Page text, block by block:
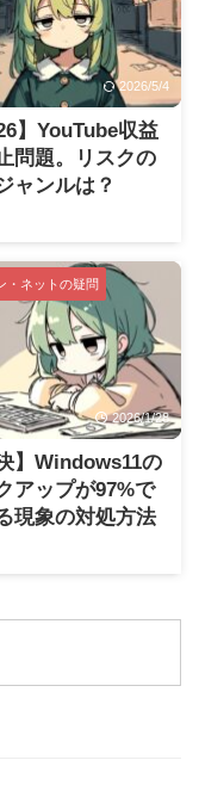
2026/5/4
】YouTube収益
問題。リスクの
ャンルは？
・ネットの疑問
2026/1/28
】Windows11の
アップが97%で
現象の対処方法